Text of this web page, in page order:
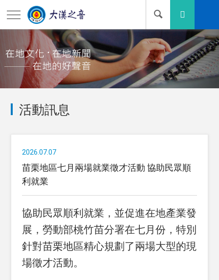
活動訊息
2026.07.07
苗栗地區七月兩場就業徵才活動 協助民眾順
利就業
協助民眾順利就業，並促進在地產業發
展，勞動部桃竹苗分署在七月份，特別
針對苗栗地區精心規劃了兩場大型的現
場徵才活動。